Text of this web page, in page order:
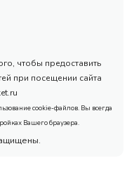
чтобы предоставить
при посещении сайта
cookie-файлов. Вы всегда
Вашего браузера.